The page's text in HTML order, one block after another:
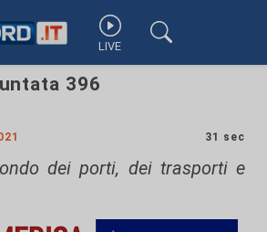
LIVE
396
31 sec
dei porti, dei trasporti e